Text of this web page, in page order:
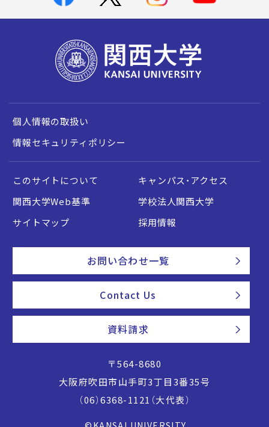
個人情報の取扱い
情報セキュリティポリシー
このサイトについて
キャンパス・アクセス
関西大学Web基準
学校法人関西大学
サイトマップ
採用情報
お問い合わせ一覧
Contact Us
資料請求
〒564-8680
大阪府吹田市山手町3丁目3番35号
（06）6368-1121（大代表）